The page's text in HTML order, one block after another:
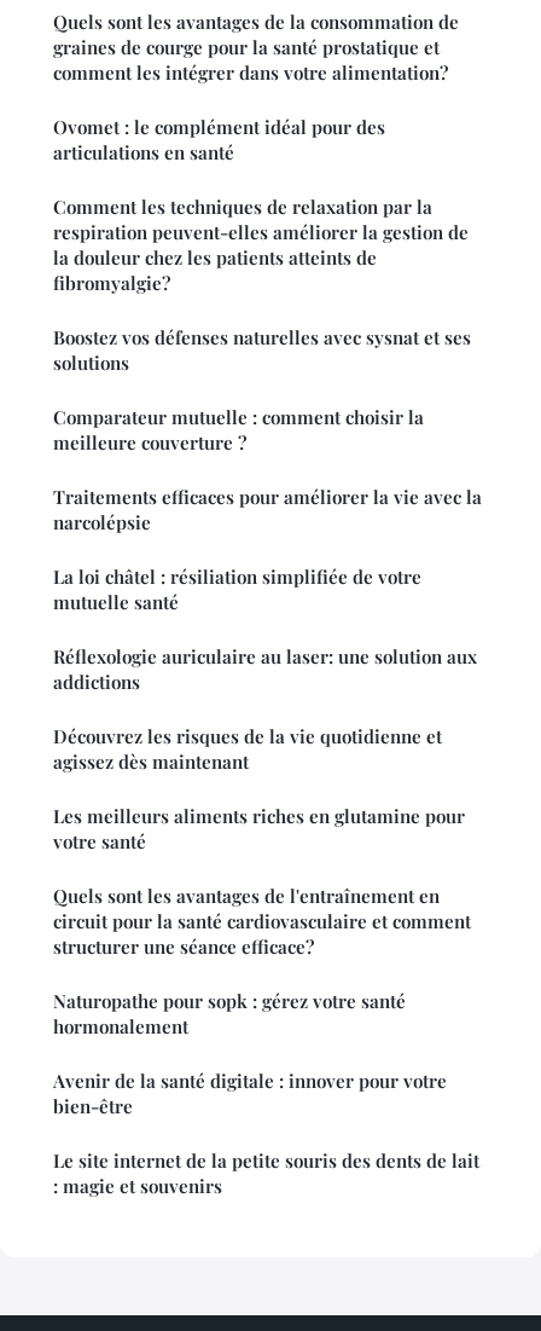
Quels sont les avantages de la consommation de
graines de courge pour la santé prostatique et
comment les intégrer dans votre alimentation?
Ovomet : le complément idéal pour des
articulations en santé
Comment les techniques de relaxation par la
respiration peuvent-elles améliorer la gestion de
la douleur chez les patients atteints de
fibromyalgie?
Boostez vos défenses naturelles avec sysnat et ses
solutions
Comparateur mutuelle : comment choisir la
meilleure couverture ?
Traitements efficaces pour améliorer la vie avec la
narcolépsie
La loi châtel : résiliation simplifiée de votre
mutuelle santé
Réflexologie auriculaire au laser: une solution aux
addictions
Découvrez les risques de la vie quotidienne et
agissez dès maintenant
Les meilleurs aliments riches en glutamine pour
votre santé
Quels sont les avantages de l'entraînement en
circuit pour la santé cardiovasculaire et comment
structurer une séance efficace?
Naturopathe pour sopk : gérez votre santé
hormonalement
Avenir de la santé digitale : innover pour votre
bien-être
Le site internet de la petite souris des dents de lait
: magie et souvenirs